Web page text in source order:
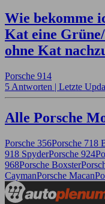
Wie bekomme
Kat eine
ohne Kat
Porsche 914
5 Antworten | Letzte
Alle Porsche
Porsche 356Porsche 718
918 SpyderPorsche 924
968Porsche Boxster
CaymanPorsche Macan